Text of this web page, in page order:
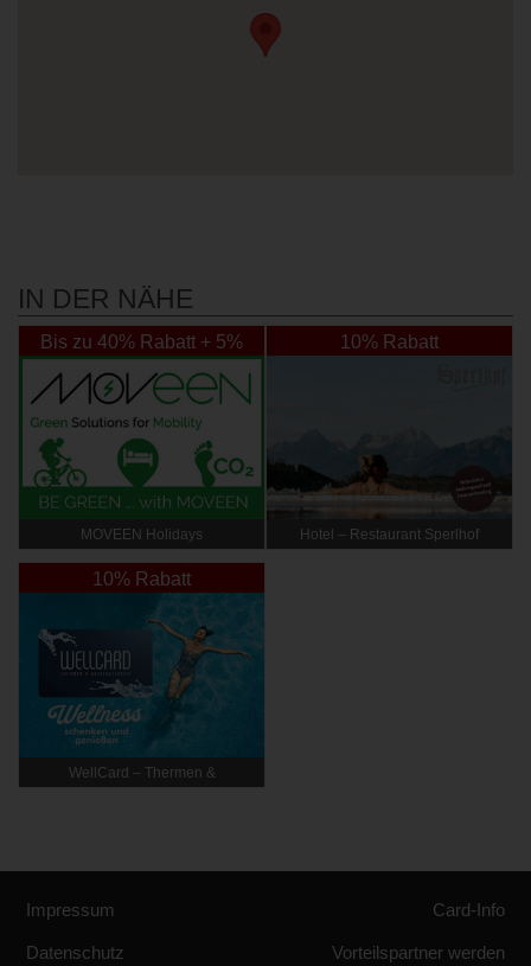
IN DER NÄHE
Bis zu 40% Rabatt + 5%
Rabatt Extra
MOVEEN Holidays
10% Rabatt
Hotel – Restaurant Sperlhof
10% Rabatt
WellCard – Thermen &
Impressum
Datenschutz
Card-Info
Vorteilspartner werden